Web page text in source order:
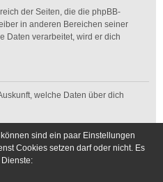
der Seiten, die die phpBB-
in anderen Bereichen seiner
Daten verarbeitet, wird er dich
welche Daten über dich
sind ein paar Einstellungen
Cookies setzen darf oder nicht. Es